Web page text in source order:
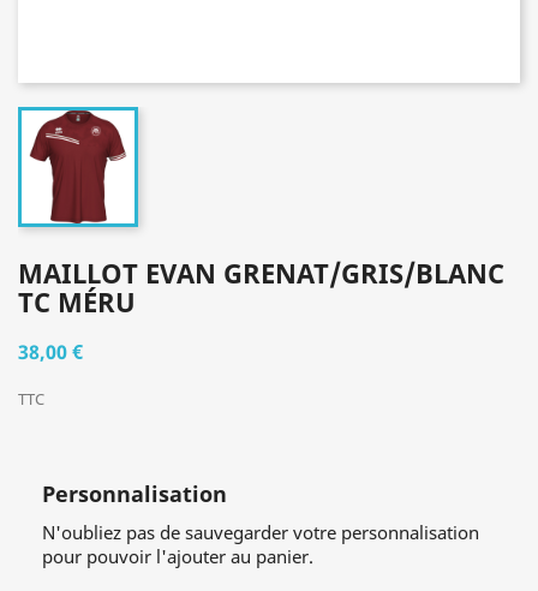
MAILLOT EVAN GRENAT/GRIS/BLANC
TC MÉRU
38,00 €
TTC
Personnalisation
N'oubliez pas de sauvegarder votre personnalisation
pour pouvoir l'ajouter au panier.